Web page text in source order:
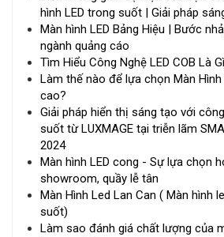
hình LED trong suốt | Giải pháp
Màn hình LED Bảng Hiệu | Bước
ngành quảng cáo
Tìm Hiểu Công Nghệ LED COB Là
Làm thế nào để lựa chọn Màn
cao?
Giải pháp hiển thị sáng tạo với
suốt từ LUXMAGE tại triễn lãm
2024
Màn hình LED cong - Sự lựa chọn
showroom, quầy lễ tân
Màn Hình Led Lan Can ( Màn hình
suốt)
Làm sao đánh giá chất lượng của